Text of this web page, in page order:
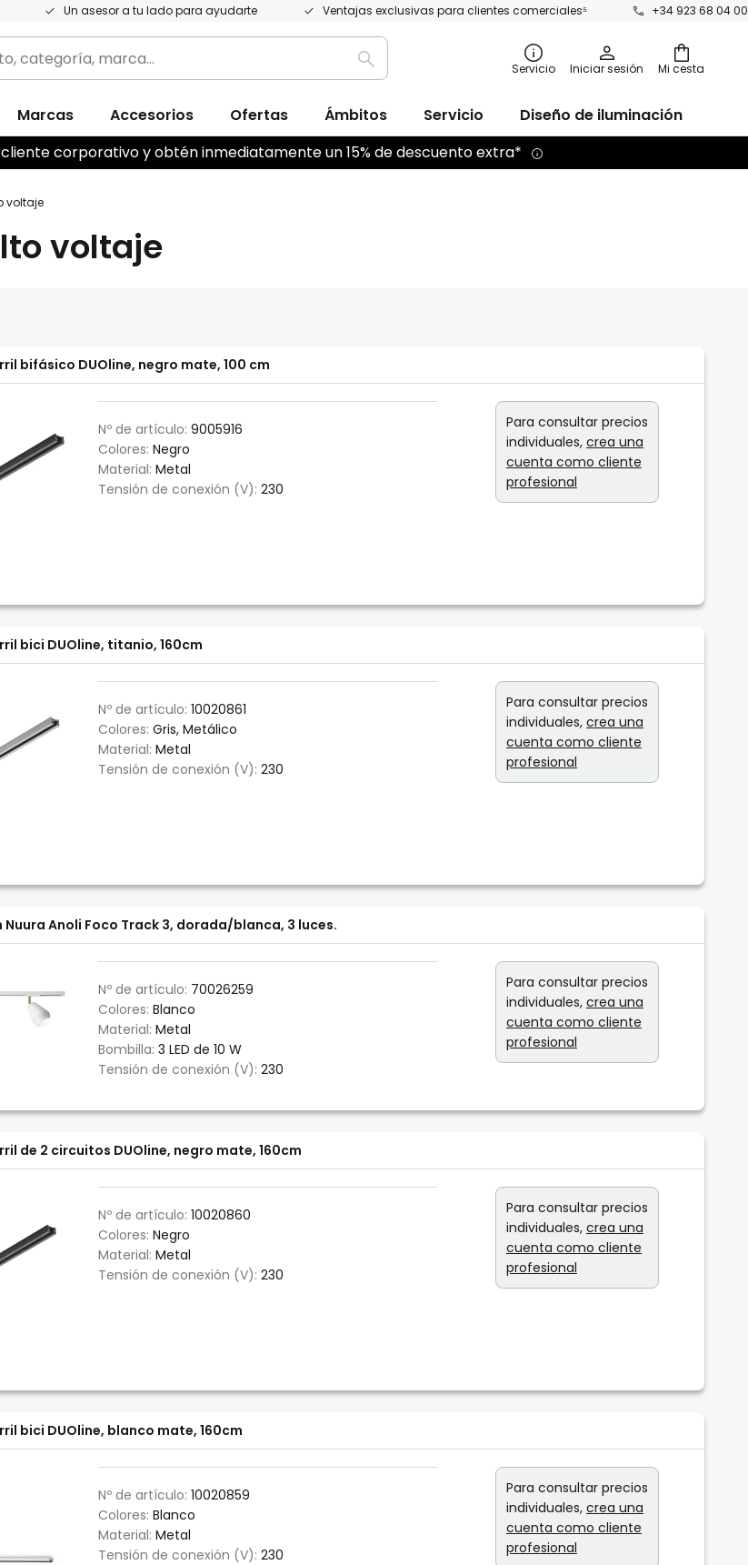
Un asesor a tu lado para ayudarte Ventajas exclusivas para clientes comerciales⁵ +34 923 68 04 00
Mi cesta
Buscar Servicio Iniciar sesión
Marcas Accesorios Ofertas Ámbitos Servicio
Diseño de iluminación
corporativo y obtén inmediatamente un 15% de descuento extra*
voltaje
voltaje
bifásico DUOline, negro mate, 100 cm
Nº de artículo: 9005916
Colores: Negro
Material: Metal
Tensión de conexión (V): 230
Para consultar precios
individuales, crea una
cuenta como cliente
profesional
bici DUOline, titanio, 160cm
Nº de artículo: 10020861
Colores: Gris, Metálico
Material: Metal
Tensión de conexión (V): 230
Para consultar precios
individuales, crea una
cuenta como cliente
profesional
Nuura Anoli Foco Track 3, dorada/blanca, 3 luces.
Nº de artículo: 70026259
Colores: Blanco
Material: Metal
Bombilla: 3 LED de 10 W
Tensión de conexión (V): 230
Para consultar precios
individuales, crea una
cuenta como cliente
profesional
de 2 circuitos DUOline, negro mate, 160cm
Nº de artículo: 10020860
Colores: Negro
Material: Metal
Tensión de conexión (V): 230
Para consultar precios
individuales, crea una
cuenta como cliente
profesional
bici DUOline, blanco mate, 160cm
Nº de artículo: 10020859
Colores: Blanco
Material: Metal
Tensión de conexión (V): 230
Para consultar precios
individuales, crea una
cuenta como cliente
profesional